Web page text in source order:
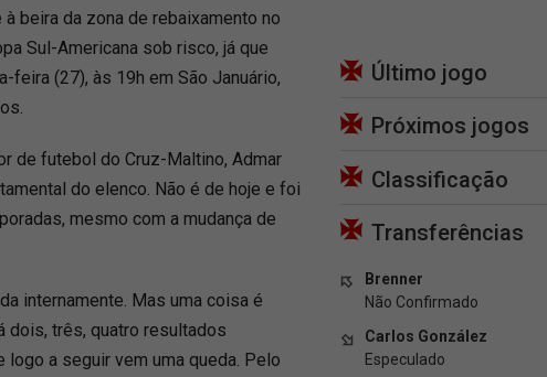
beira da zona de rebaixamento no
Sul-Americana sob risco, já que
feira (27), às 19h em São Januário,
de futebol do Cruz-Maltino, Admar
do elenco. Não é de hoje e foi
mesmo com a mudança de
internamente. Mas uma coisa é
dois, três, quatro resultados
a seguir vem uma queda. Pelo
Último jogo
Próximos jogos
Classificação
Transferências
Brenner
Não Confirmado
Carlos González
Especulado